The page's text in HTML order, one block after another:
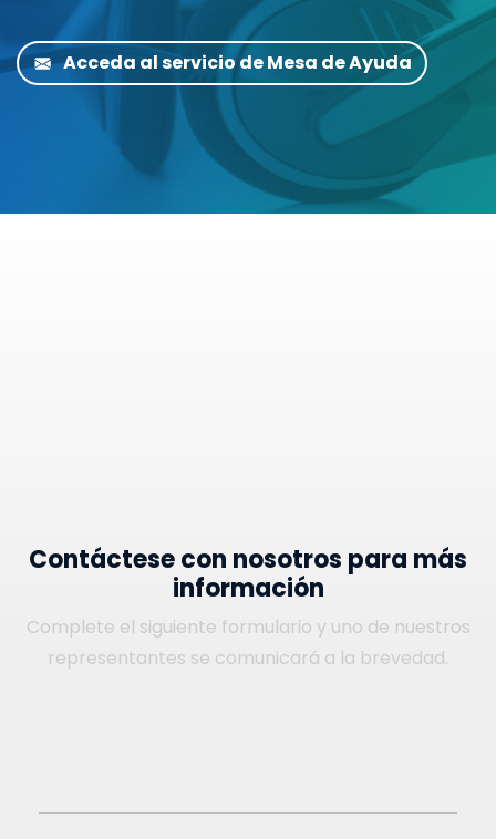
Acceda al servicio de Mesa de Ayuda
Contáctese con nosotros para más
información
Complete el siguiente formulario y uno de nuestros
representantes se comunicará a la brevedad.